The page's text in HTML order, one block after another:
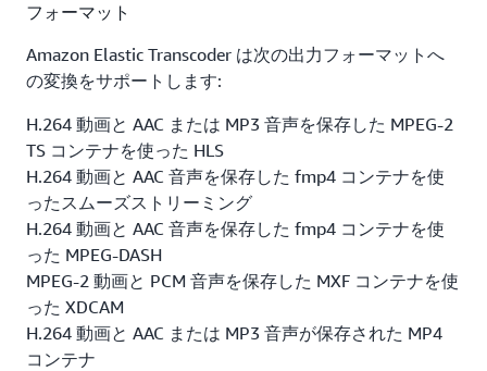
び透明度を指定するだけです。この機能を使って、出力
ファイルにプログラムやその他の識別ロゴを追加するこ
とができます。
キャプション
Amazon Elastic Transcoder がキャプションをサポート
します。キャプションは、プログラムの音声部分を転写
したり、音声を別の言語に翻訳して、ビデオに付随する
テキストとして表示するプロセスです。Elastic
Transcoder を使用して、ビデオを 1 つの形式から別の
形式に変換するときに、キャプションを追加、削除、ま
たは保持できます。
フォーマット
Amazon Elastic Transcoder は次の出力フォーマットへ
の変換をサポートします:
H.264 動画と AAC または MP3 音声を保存した MPEG-2
TS コンテナを使った HLS
H.264 動画と AAC 音声を保存した fmp4 コンテナを使
ったスムーズストリーミング
H.264 動画と AAC 音声を保存した fmp4 コンテナを使
った MPEG-DASH
MPEG-2 動画と PCM 音声を保存した MXF コンテナを使
った XDCAM
H.264 動画と AAC または MP3 音声が保存された MP4
コンテナ